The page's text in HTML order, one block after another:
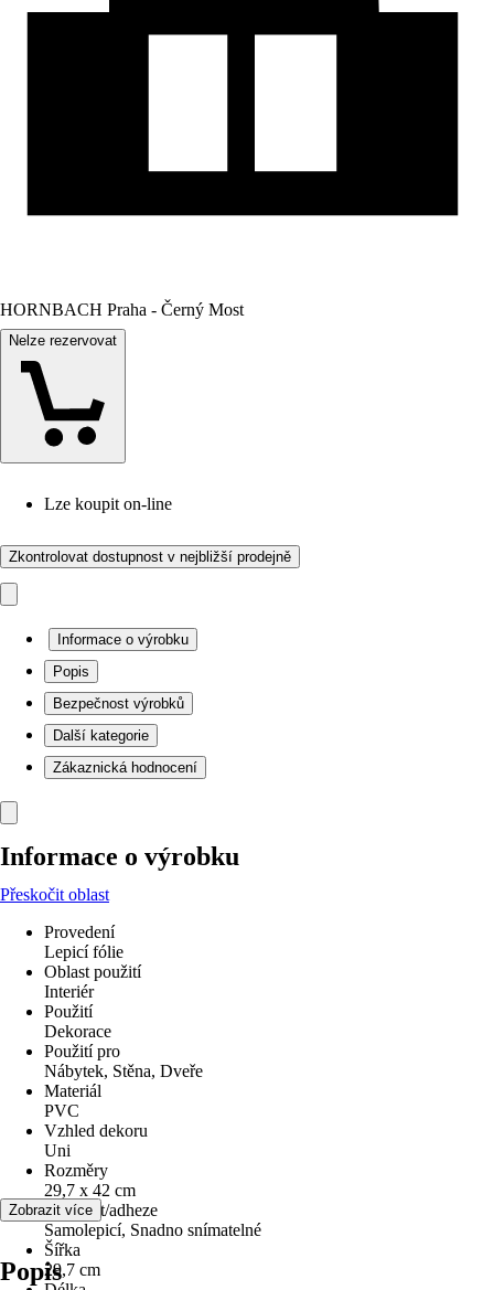
HORNBACH Praha - Černý Most
Nelze rezervovat
Lze koupit on-line
Zkontrolovat dostupnost v nejbližší prodejně
Informace o výrobku
Popis
Bezpečnost výrobků
Další kategorie
Zákaznická hodnocení
Informace o výrobku
Přeskočit oblast
Provedení
Lepicí fólie
Oblast použití
Interiér
Použití
Dekorace
Použití pro
Nábytek, Stěna, Dveře
Materiál
PVC
Vzhled dekoru
Uni
Rozměry
29,7 x 42 cm
Lepivost/adheze
Samolepicí, Snadno snímatelné
Šířka
29,7 cm
Zobrazit více
Popis